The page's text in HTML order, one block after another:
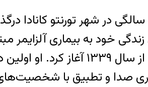
خود به بیماری آلزایمر
قوکاسیان مهرماه سال ۱۳۲۳ در تهران متولد
صدا و تطبیق با